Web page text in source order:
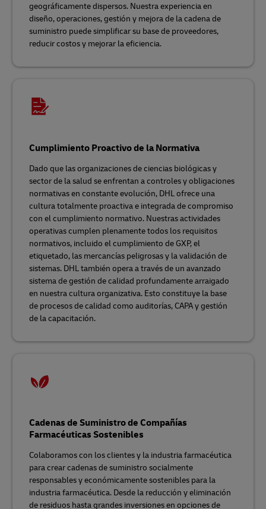
geográficamente dispersos. Nuestra experiencia en
diseño, operaciones, gestión y mejora de la cadena de
suministro puede simplificar su base de proveedores,
reducir costos y mejorar la eficiencia.
Cumplimiento Proactivo de la Normativa
Dado que las organizaciones de ciencias biológicas y
sector de la salud se enfrentan a controles y obligaciones
normativas en constante evolución, DHL ofrece una
cultura totalmente proactiva e integrada de compromiso
con el cumplimiento normativo. Nuestras actividades
operativas cumplen plenamente todos los requisitos
normativos, incluido el cumplimiento de GXP, el
etiquetado, las mercancías peligrosas y la validación de
sistemas. DHL también opera a través de un avanzado
sistema de gestión de calidad profundamente arraigado
en nuestra cultura organizativa. Esto constituye la base
de procesos de calidad como auditorías, CAPA y gestión
de la capacitación.
Cadenas de Suministro de Compañías
Farmacéuticas Sostenibles
Colaboramos con los clientes y la industria farmacéutica
para crear cadenas de suministro socialmente
responsables y económicamente sostenibles para la
industria farmacéutica. Desde la reducción y eliminación
de residuos hasta grandes inversiones en opciones de